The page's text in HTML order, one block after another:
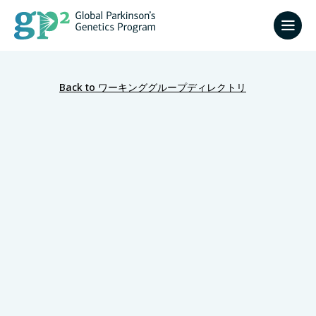
Back to ワーキンググループディレクトリ